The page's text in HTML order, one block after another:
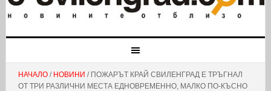
НАЧАЛО/ НОВИНИ / ПОЖАРЪТ КРАЙ СВИЛЕНГРАД Е ТРЪГНАЛ
ОТ ТРИ РАЗЛИЧНИ МЕСТА ЕДНОВРЕМЕННО, МАЛКО ПО-КЪСНО